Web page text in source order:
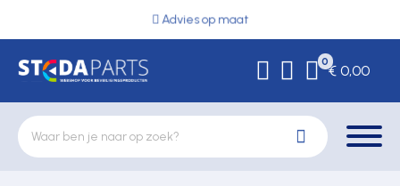
Advies op maat
0
€ 0,00